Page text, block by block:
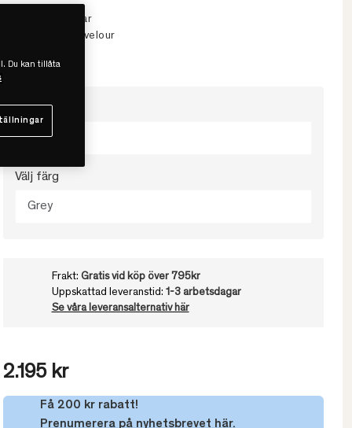
• Unisex storlekar
• 100 % bomullsvelour
Välj storlek
S
Välj färg
Grey
Frakt: Gratis vid köp över 795kr
Uppskattad leveranstid: 1-3 arbetsdagar
Se våra leveransalternativ här
2.195 kr
Få 200 kr rabatt!
Prenumerera på nyhetsbrevet här.
Du kan tillåta